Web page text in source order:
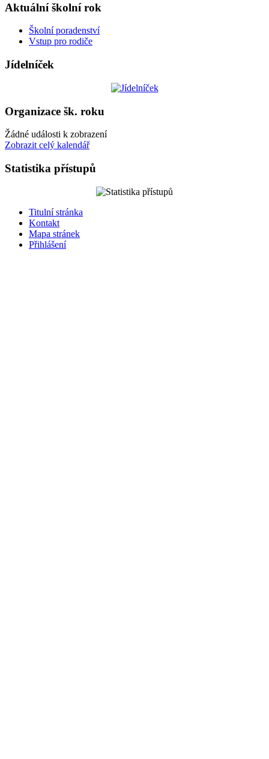
Aktuální školní rok
Školní poradenství
Vstup pro rodiče
Jídelníček
Organizace šk. roku
Žádné události k zobrazení
Zobrazit celý kalendář
Statistika přístupů
Titulní stránka
Kontakt
Mapa stránek
Přihlášení